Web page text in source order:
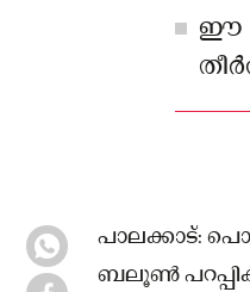
ഈ
പാലക്കാട്:
ബലൂൺ